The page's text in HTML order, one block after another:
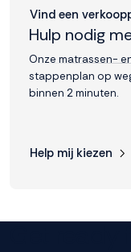
Vind een
Hulp nodig
Onze matrassen-
stappenplan op
binnen 2 minuten.
Help mij kiezen